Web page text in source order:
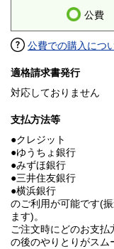
公費
公費での購入につ
適格請求書発行
対応しておりません
支払方法等
●クレジット
●ゆうちょ銀行
●みずほ銀行
●三井住友銀行
●横浜銀行
のご利用が可能です(
ます)。
ご注文時にどのお支
の後のやりとりがスム